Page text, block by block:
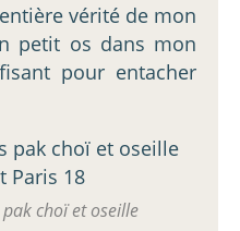
vérité de mon
petit os dans mon
pour entacher
choï et oseille